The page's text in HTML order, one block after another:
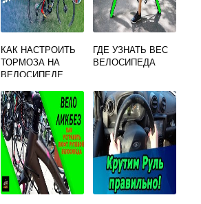
КАК НАСТРОИТЬ
ТОРМОЗА НА
ВЕЛОСИПЕДЕ
ГДЕ УЗНАТЬ ВЕС
ВЕЛОСИПЕДА